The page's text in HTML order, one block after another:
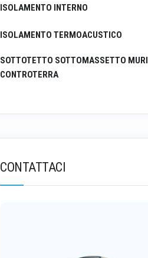
ISOLAMENTO INTERNO
ISOLAMENTO TERMOACUSTICO
SOTTOTETTO SOTTOMASSETTO MURI
CONTROTERRA
CONTATTACI